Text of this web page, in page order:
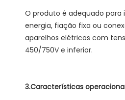
O produto é adequado para
energia, fiação fixa ou
aparelhos elétricos com